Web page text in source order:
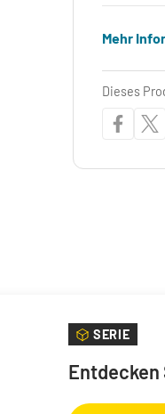
Mehr
Dieses
SERIE
Entdecken